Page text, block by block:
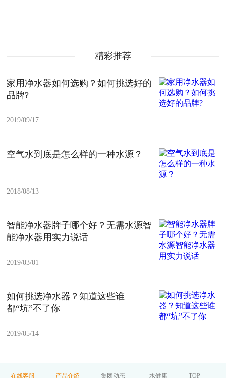
精彩推荐
家用净水器如何选购？如何挑选好的
品牌?
2019/09/17
空气水到底是怎么样的一种水源？
2018/08/13
智能净水器牌子哪个好？无需水源智
能净水器用实力说话
2019/03/01
如何挑选净水器？知道这些谁
都“坑”不了你
2019/05/14
在线客服 产品介绍 集团动态 水健康 TOP